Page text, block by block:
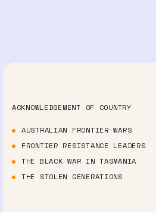
ACKNOWLEDGEMENT OF COUNTRY
AUSTRALIAN FRONTIER WARS
FRONTIER RESISTANCE LEADERS
THE BLACK WAR IN TASMANIA
THE STOLEN GENERATIONS